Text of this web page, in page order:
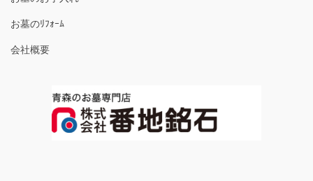
お墓のﾘﾌｫｰﾑ
会社概要